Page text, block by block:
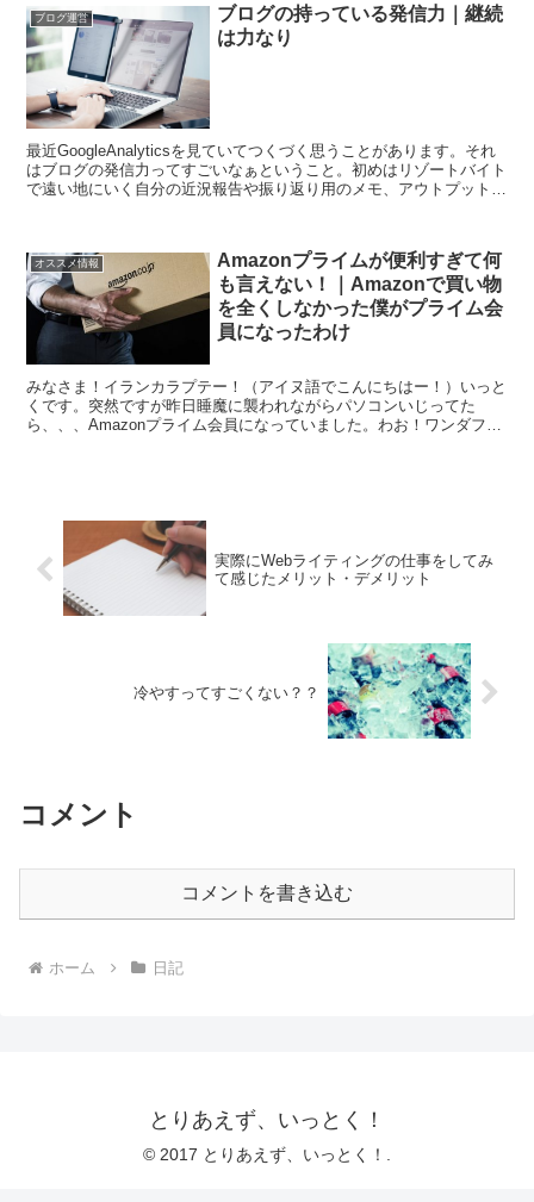
ブログ運営
ブログの持っている発信力｜継続
は力なり
最近GoogleAnalyticsを見ていてつくづく思うことがあります。それ
はブログの発信力ってすごいなぁということ。初めはリゾートバイト
で遠い地にいく自分の近況報告や振り返り用のメモ、アウトプットの
オススメ情報
Amazonプライムが便利すぎて何
も言えない！｜Amazonで買い物
を全くしなかった僕がプライム会
員になったわけ
みなさま！イランカラプテー！（アイヌ語でこんにちはー！）いっと
くです。突然ですが昨日睡魔に襲われながらパソコンいじってた
ら、、、Amazonプライム会員になっていました。わお！ワンダフォ
実際にWebライティングの仕事をしてみ
て感じたメリット・デメリット
冷やすってすごくない？？
コメント
コメントを書き込む
ホーム 日記
とりあえず、いっとく！
© 2017 とりあえず、いっとく！.